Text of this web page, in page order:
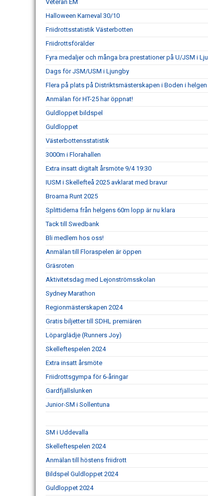
Veteran EM
Halloween Karneval 30/10
Friidrottsstatistik Västerbotten
Friidrottsförälder
Fyra medaljer och många bra prestationer på U/JSM i
Dags för JSM/USM i Ljungby
Flera på plats på Distriktsmästerskapen i Boden i helgen
Anmälan för HT-25 har öppnat!
Guldloppet bildspel
Guldloppet
Västerbottensstatistik
3000m i Florahallen
Extra insatt digitalt årsmöte 9/4 19:30
IUSM i Skellefteå 2025 avklarat med bravur
Broarna Runt 2025
Splittiderna från helgens 60m lopp är nu klara
Tack till Swedbank
Bli medlem hos oss!
Anmälan till Floraspelen är öppen
Gräsroten
Aktivitetsdag med Lejonströmsskolan
Sydney Marathon
Regionmästerskapen 2024
Gratis biljetter till SDHL premiären
Löparglädje (Runners Joy)
Skelleftespelen 2024
Extra insatt årsmöte
Friidrottsgympa för 6-åringar
Gardfjällslunken
Junior-SM i Sollentuna
SM i Uddevalla
Skelleftespelen 2024
Anmälan till höstens friidrott
Bildspel Guldloppet 2024
Guldloppet 2024